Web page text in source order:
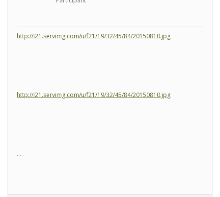
http://i21.servimg.com/u/f21/19/32/45/84/20150810.jpg
http://i21.servimg.com/u/f21/19/32/45/84/20150810.jpg
…